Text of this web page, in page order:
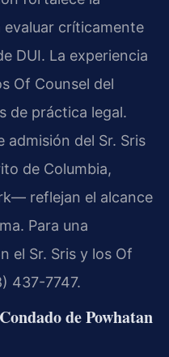
críticamente
DUI. La experiencia
Of Counsel del
de práctica legal.
admisión del Sr. Sris
de Columbia,
reflejan el alcance
Para una
el Sr. Sris y los Of
437-7747.
de Powhatan